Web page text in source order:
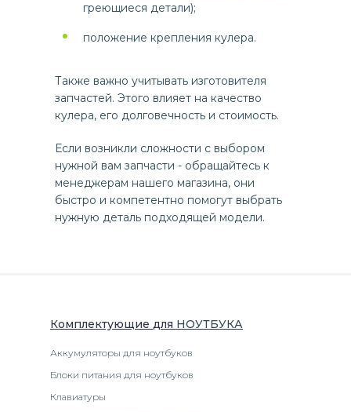
греющиеся детали);
положение крепления кулера.
Также важно учитывать изготовителя
запчастей. Этого влияет на качество
кулера, его долговечность и стоимость.
Если возникли сложности с выбором
нужной вам запчасти - обращайтесь к
менеджерам нашего магазина, они
быстро и компетентно помогут выбрать
нужную деталь подходящей модели.
Комплектующие для НОУТБУКА
Аккумуляторы для ноутбуков
Блоки питания для ноутбуков
Клавиатуры